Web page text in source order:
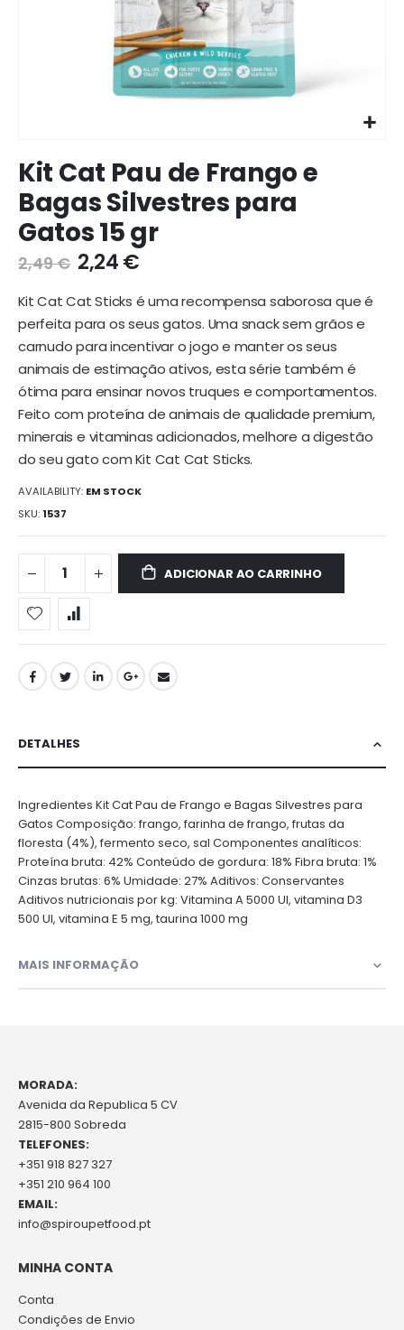
para
o
início
da
galeria
de
Kit Cat Pau de Frango e
Bagas Silvestres para
Gatos 15 gr
2,49 € 2,24 €
Kit Cat Cat Sticks é uma recompensa saborosa que é
perfeita para os seus gatos. Uma snack sem grãos e
carnudo para incentivar o jogo e manter os seus
animais de estimação ativos, esta série também é
ótima para ensinar novos truques e comportamentos.
Feito com proteína de animais de qualidade premium,
minerais e vitaminas adicionados, melhore a digestão
do seu gato com Kit Cat Cat Sticks.
AVAILABILITY: EM STOCK
SKU 1537
ADICIONAR AO CARRINHO
DETALHES
Ingredientes Kit Cat Pau de Frango e Bagas Silvestres para
Gatos Composição: frango, farinha de frango, frutas da
floresta (4%), fermento seco, sal Componentes analíticos:
Proteína bruta: 42% Conteúdo de gordura: 18% Fibra bruta: 1%
Cinzas brutas: 6% Umidade: 27% Aditivos: Conservantes
Aditivos nutricionais por kg: Vitamina A 5000 UI, vitamina D3
500 UI, vitamina E 5 mg, taurina 1000 mg
MAIS INFORMAÇÃO
MORADA:
Avenida da Republica 5 CV
2815-800 Sobreda
TELEFONES:
+351 918 827 327
+351 210 964 100
EMAIL:
info@spiroupetfood.pt
MINHA CONTA
Conta
Condições de Envio